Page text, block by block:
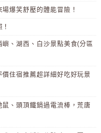
爆笑舒壓的體能冒險！
、湖西、白沙景點美食(分區
住宿推薦超詳細好吃好玩景
、頭頂鐵鍋過電流棒，荒唐